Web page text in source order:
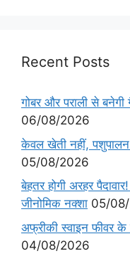
Recent Posts
गोबर और पराली से बनेगी
06/08/2026
केवल खेती नहीं, पशुपालन
05/08/2026
बेहतर होगी अरहर
जीनोमिक नक्शा 05/
अफ्रीकी स्वाइन फीवर
04/08/2026